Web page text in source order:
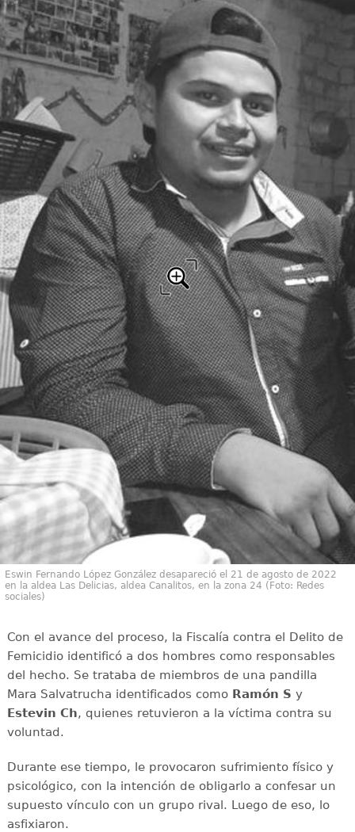
Eswin Fernando López González desapareció el 21 de agosto de 2022
en la aldea Las Delicias, aldea Canalitos, en la zona 24 (Foto: Redes
sociales)
Con el avance del proceso, la Fiscalía contra el Delito de
Femicidio identificó a dos hombres como responsables
del hecho. Se trataba de miembros de una pandilla
Mara Salvatrucha identificados como Ramón S y
Estevin Ch, quienes retuvieron a la víctima contra su
voluntad.
Durante ese tiempo, le provocaron sufrimiento físico y
psicológico, con la intención de obligarlo a confesar un
supuesto vínculo con un grupo rival. Luego de eso, lo
asfixiaron.